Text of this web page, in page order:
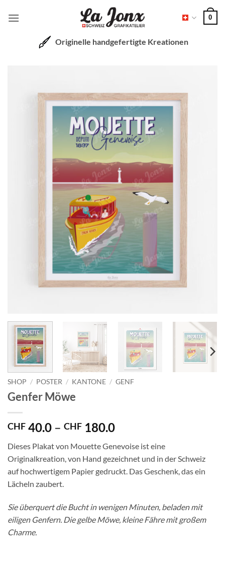
Inhalt
0
Originelle handgefertigte Kreationen
SHOP / POSTER / KANTONE / GENF
Genfer Möwe
CHF 40.0 – CHF 180.0Preisspanne:
bis
CHF 180.0
Dieses Plakat von Mouette Genevoise ist eine
Originalkreation, von Hand gezeichnet und in der Schweiz
auf hochwertigem Papier gedruckt. Das Geschenk, das ein
Lächeln zaubert.
Sie überquert die Bucht in wenigen Minuten, beladen mit
eiligen Genfern. Die gelbe Möwe, kleine Fähre mit großem
Charme.